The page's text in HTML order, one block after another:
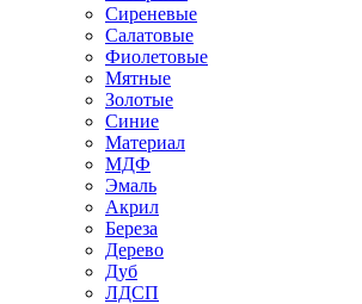
Сиреневые
Салатовые
Фиолетовые
Мятные
Золотые
Синие
Материал
МДФ
Эмаль
Акрил
Береза
Дерево
Дуб
ЛДСП